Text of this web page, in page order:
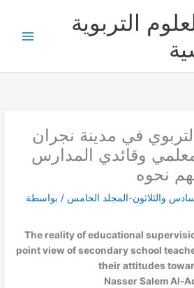
التربوية
في مدينة نجران
وقائدي المدارس
نحوه
والثلاثون-المجلد الخامس / بواسطة
The reality of educational
point view of secondary school
their attitudes
Nasser Salem Al-